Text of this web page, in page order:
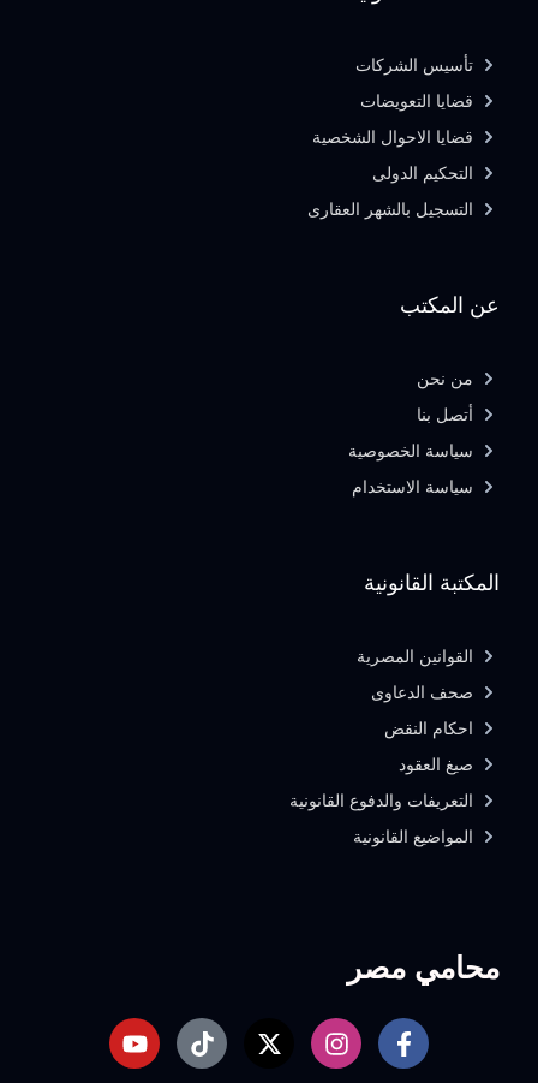
محامي مصر
المكتبة القانونية
القوانين المصرية
صحف الدعاوى
احكام النقض
صيغ العقود
التعريفات والدفوع القانونية
المواضيع القانونية
عن المكتب
من نحن
أتصل بنا
سياسة الخصوصية
سياسة الاستخدام
تأسيس الشركات
قضايا التعويضات
قضايا الاحوال الشخصية
التحكيم الدولى
التسجيل بالشهر العقارى